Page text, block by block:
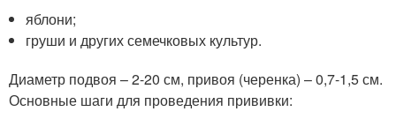
яблони;
груши и других семечковых культур.
Диаметр подвоя – 2-20 см, привоя (черенка) – 0,7-1,5 см.
Основные шаги для проведения прививки: